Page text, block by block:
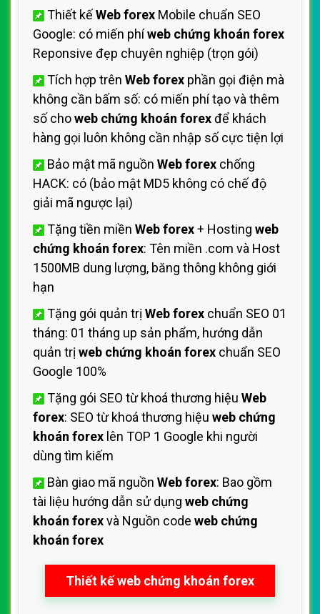
Thiết kếWeb forex Mobile chuẩn SEO
Google: có miến phíweb chứng khoán forex
Reponsive đẹp chuyên nghiệp (trọn gói)
Tích hợp trên Web forex phần gọi điện mà
không cần bấm số: có miến phí tạo và thêm
số choweb chứng khoán forexđể khách
hàng gọi luôn không cần nhập số cực tiện lợi
Bảo mật mã nguồn Web forex chống
HACK: có (bảo mật MD5 không có chế độ
giải mã ngược lại)
Tặng tiền miền Web forex+ Hosting web
chứng khoán forex: Tên miền .com và Host
1500MB dung lượng, băng thông không giới
hạn
Tặng gói quản trị Web forex chuẩn SEO 01
tháng: 01 tháng up sản phẩm, hướng dẫn
quản trị web chứng khoán forex chuẩn SEO
Google 100%
Tặng gói SEO từ khoá thương hiệu Web
forex: SEO từ khoá thương hiệu web chứng
khoán forex lên TOP 1 Google khi người
dùng tìm kiếm
Bàn giao mã nguồn Web forex: Bao gồm
tài liệu hướng dẫn sử dụng web chứng
khoán forexvà Nguồn code web chứng
khoán forex
Thiết kế web chứng khoán forex